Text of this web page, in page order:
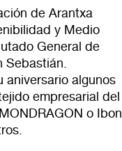
de Arantxa
y Medio
General de
aniversario algunos
empresarial del
o Ibon